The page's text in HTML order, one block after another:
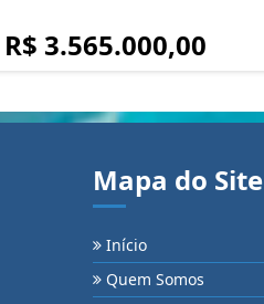
R$ 3.565.000,00
Mapa do Site
Início
Quem Somos